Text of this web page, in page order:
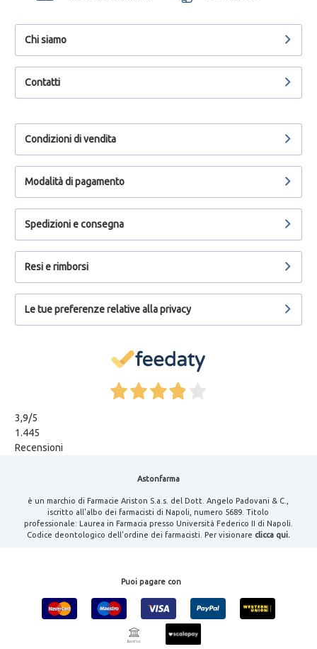
Chi siamo
Contatti
Condizioni di vendita
Modalità di pagamento
Spedizioni e consegna
Resi e rimborsi
Le tue preferenze relative alla privacy
3,9/5
1.445
Recensioni
Astonfarma
è un marchio di Farmacie Ariston S.a.s. del Dott. Angelo Padovani & C.,
iscritto all'albo dei farmacisti di Napoli, numero 5689. Titolo
professionale: Laurea in Farmacia presso Università Federico II di Napoli.
Codice deontologico dell'ordine dei farmacisti. Per visionare clicca qui.
Puoi pagare con